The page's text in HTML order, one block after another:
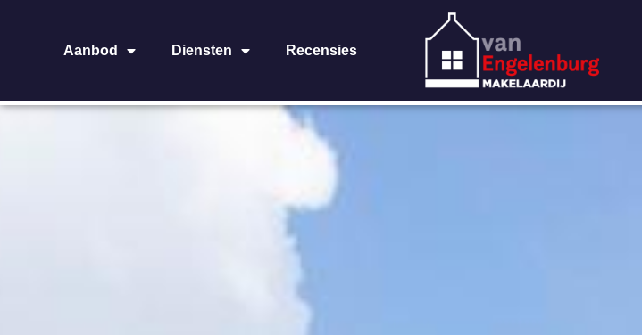
Aanbod Diensten Recensies